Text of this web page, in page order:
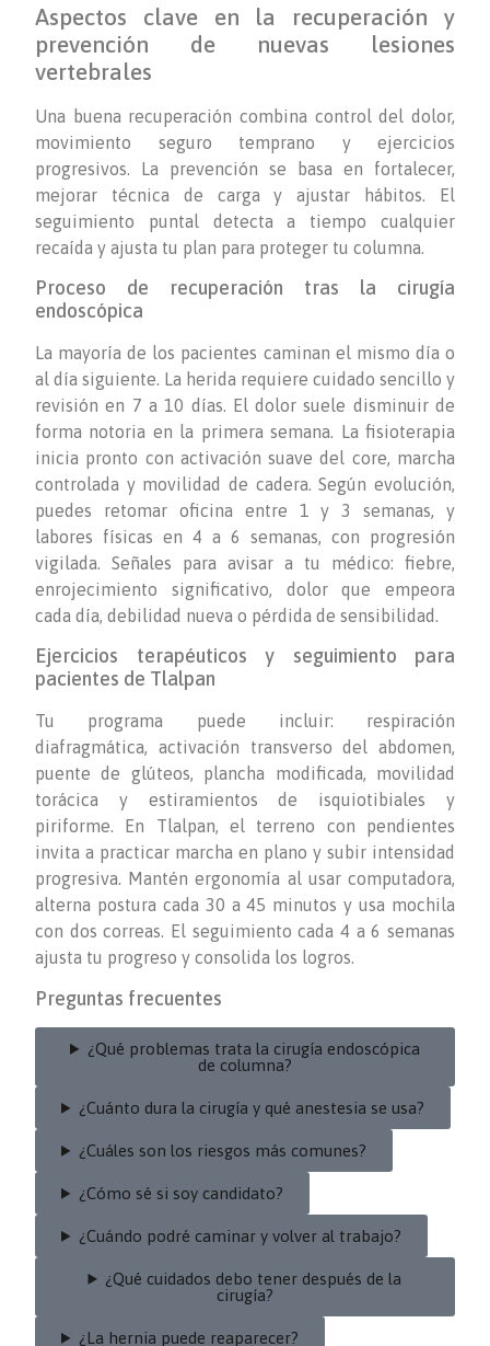
Aspectos clave en la recuperación y
prevención de nuevas lesiones
vertebrales
Una buena recuperación combina control del dolor,
movimiento seguro temprano y ejercicios
progresivos. La prevención se basa en fortalecer,
mejorar técnica de carga y ajustar hábitos. El
seguimiento puntal detecta a tiempo cualquier
recaída y ajusta tu plan para proteger tu columna.
Proceso de recuperación tras la cirugía
endoscópica
La mayoría de los pacientes caminan el mismo día o
al día siguiente. La herida requiere cuidado sencillo y
revisión en 7 a 10 días. El dolor suele disminuir de
forma notoria en la primera semana. La fisioterapia
inicia pronto con activación suave del core, marcha
controlada y movilidad de cadera. Según evolución,
puedes retomar oficina entre 1 y 3 semanas, y
labores físicas en 4 a 6 semanas, con progresión
vigilada. Señales para avisar a tu médico: fiebre,
enrojecimiento significativo, dolor que empeora
cada día, debilidad nueva o pérdida de sensibilidad.
Ejercicios terapéuticos y seguimiento para
pacientes de Tlalpan
Tu programa puede incluir: respiración
diafragmática, activación transverso del abdomen,
puente de glúteos, plancha modificada, movilidad
torácica y estiramientos de isquiotibiales y
piriforme. En Tlalpan, el terreno con pendientes
invita a practicar marcha en plano y subir intensidad
progresiva. Mantén ergonomía al usar computadora,
alterna postura cada 30 a 45 minutos y usa mochila
con dos correas. El seguimiento cada 4 a 6 semanas
ajusta tu progreso y consolida los logros.
Preguntas frecuentes
¿Qué problemas trata la cirugía endoscópica
de columna?
¿Cuánto dura la cirugía y qué anestesia se usa?
¿Cuáles son los riesgos más comunes?
¿Cómo sé si soy candidato?
¿Cuándo podré caminar y volver al trabajo?
¿Qué cuidados debo tener después de la
cirugía?
¿La hernia puede reaparecer?